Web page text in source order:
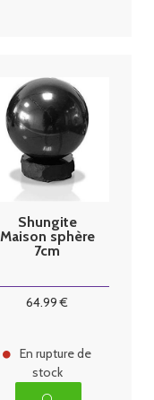
Shungite
Maison sphère
7cm
64.99 €
En rupture de
stock